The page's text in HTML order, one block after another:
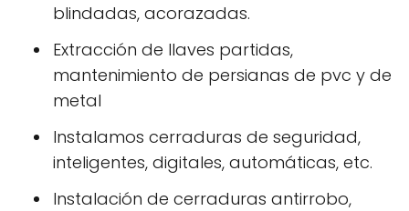
blindadas, acorazadas.
Extracción de llaves partidas,
mantenimiento de persianas de pvc y de
metal
Instalamos cerraduras de seguridad,
inteligentes, digitales, automáticas, etc.
Instalación de cerraduras antirrobo,